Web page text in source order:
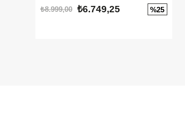
₺8.999,00 ₺6.749,25 %25